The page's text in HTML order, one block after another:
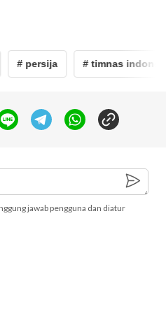
# persija # timnas
jawab pengguna dan diatur